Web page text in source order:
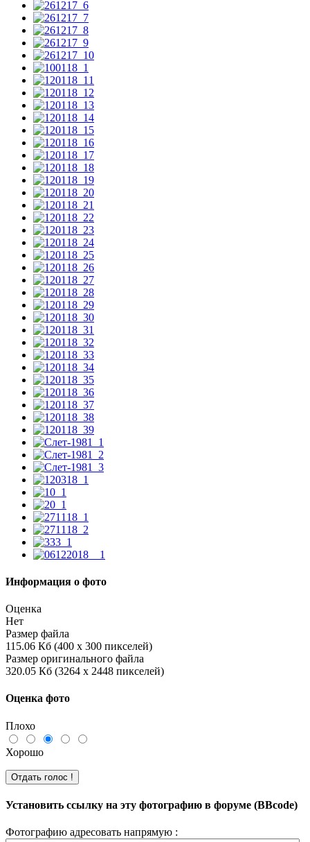
Информация о фото
Оценка
Нет
Размер файла
115.06 Кб (400 x 300 пикселей)
Размер оригинального файла
320.05 Кб (3264 x 2448 пикселей)
Оценка фото
Плохо
Хорошо
Установить ссылку на эту фотографию в форуме (BBcode)
Фотографию адресовать напрямую :